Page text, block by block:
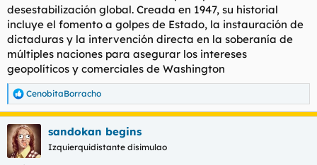
desestabilización global. Creada en 1947, su historial
incluye el fomento a golpes de Estado, la instauración de
dictaduras y la intervención directa en la soberanía de
múltiples naciones para asegurar los intereses
geopolíticos y comerciales de Washington
R
e
c
c
i
CenobitaBorracho
sandokan begins
Izquierquidistante disimulao